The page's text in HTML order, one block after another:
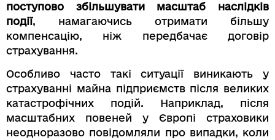
поступово збільшувати масштаб наслідків
події, намагаючись отримати більшу
компенсацію, ніж передбачає договір
страхування.
Особливо часто такі ситуації виникають у
страхуванні майна підприємств після великих
катастрофічних подій. Наприклад, після
масштабних повеней у Європі страховики
неодноразово повідомляли про випадки, коли